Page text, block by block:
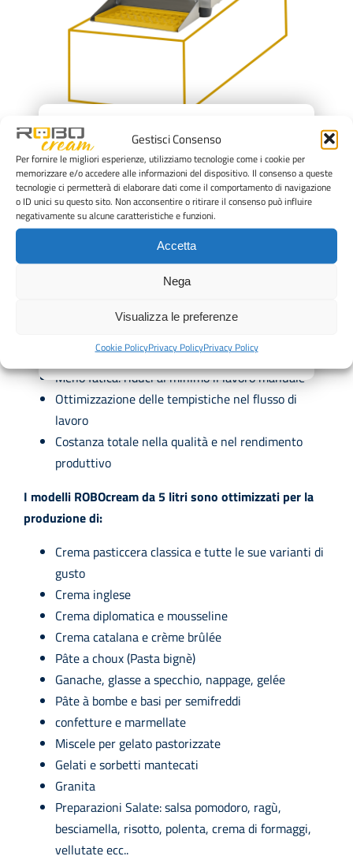
Gestisci Consenso
Per fornire le migliori esperienze, utilizziamo tecnologie come i cookie per
memorizzare e/o accedere alle informazioni del dispositivo. Il consenso a queste
tecnologie ci permetterà di elaborare dati come il comportamento di navigazione
o ID unici su questo sito. Non acconsentire o ritirare il consenso può influire
negativamente su alcune caratteristiche e funzioni.
Accetta
Nega
Visualizza le preferenze
Cookie PolicyPrivacy PolicyPrivacy Policy
PastoCrema ROBOcream RT52
da banco 5 litri
Dettagli
Eccellenza della crema: struttura, texture e sapore
sempre perfetti
tradizione artigianale
Meno fatica: riduci al minimo il lavoro manuale
Ottimizzazione delle tempistiche nel flusso di
lavoro
Costanza totale nella qualità e nel rendimento
produttivo
I modelli ROBOcream da 5 litri sono ottimizzati per la
produzione di:
Crema pasticcera classica e tutte le sue varianti di
gusto
Crema inglese
Crema diplomatica e mousseline
Crema catalana e crème brûlée
Pâte a choux (Pasta bignè)
Ganache, glasse a specchio, nappage, gelée
Pâte à bombe e basi per semifreddi
confetture e marmellate
Miscele per gelato pastorizzate
Gelati e sorbetti mantecati
Granita
Preparazioni Salate: salsa pomodoro, ragù,
besciamella, risotto, polenta, crema di formaggi,
vellutate ecc..